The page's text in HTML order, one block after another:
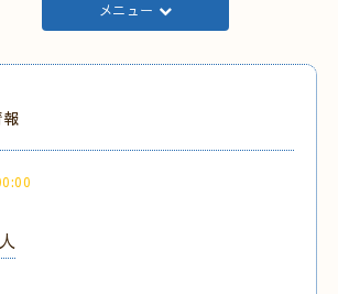
メニュー